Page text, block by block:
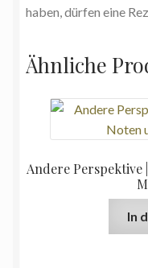
haben, dürfen eine
Ähnliche
Andere Perspektive
In